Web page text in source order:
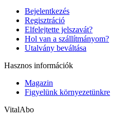
Bejelentkezés
Regisztráció
Elfelejtette jelszavát?
Hol van a szállítmányom?
Utalvány beváltása
Hasznos információk
Magazin
Figyelünk környezetünkre
VitalAbo